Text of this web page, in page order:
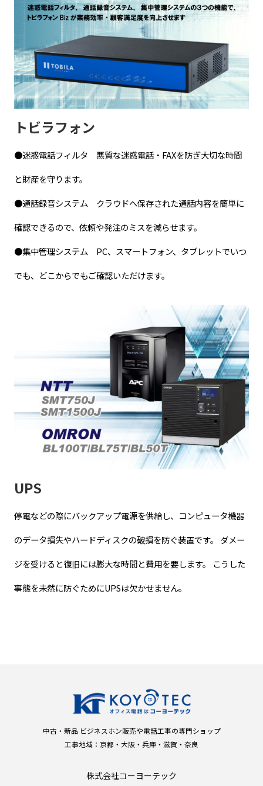
トビラフォン
●迷惑電話フィルタ 悪質な迷惑電話・FAXを防ぎ大切な時間
と財産を守ります。
●通話録音システム クラウドへ保存された通話内容を簡単に
確認できるので、依頼や発注のミスを減らせます。
●集中管理システム PC、スマートフォン、タブレットでいつ
でも、どこからでもご確認いただけます。
UPS
停電などの際にバックアップ電源を供給し、コンピュータ機器
のデータ損失やハードディスクの破損を防ぐ装置です。 ダメー
ジを受けると復旧には膨大な時間と費用を要します。 こうした
事態を未然に防ぐためにUPSは欠かせません。
中古・新品 ビジネスホン販売や電話工事の専門ショップ
工事地域：京都・大阪・兵庫・滋賀・奈良
株式会社コーヨーテック